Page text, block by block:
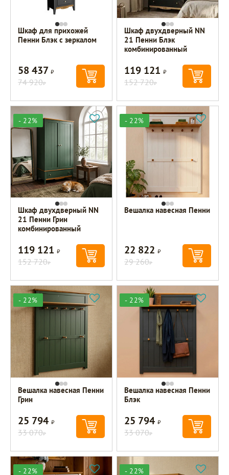
Шкаф для прихожей
Пенни Блэк с зеркалом
58 437Р
74 920Р
Шкаф двухдверный NN
21 Пенни Блэк
комбинированный
119 121Р
152 720Р
- 22%
Шкаф двухдверный NN
21 Пенни Грин
комбинированный
119 121Р
152 720Р
- 22%
Вешалка навесная Пенни
22 822Р
29 260Р
- 22%
Вешалка навесная Пенни
Грин
25 794Р
33 070Р
- 22%
Вешалка навесная Пенни
Блэк
25 794Р
33 070Р
- 22% - 22%